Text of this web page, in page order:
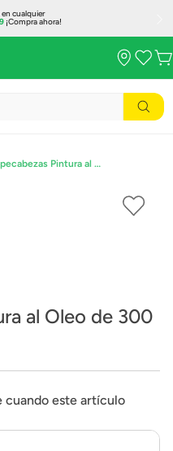
en cualquier
¡Compra ahora!
Rompecabezas Pintura al Oleo de 300 Piezas
al Oleo de 300
cuando este artículo